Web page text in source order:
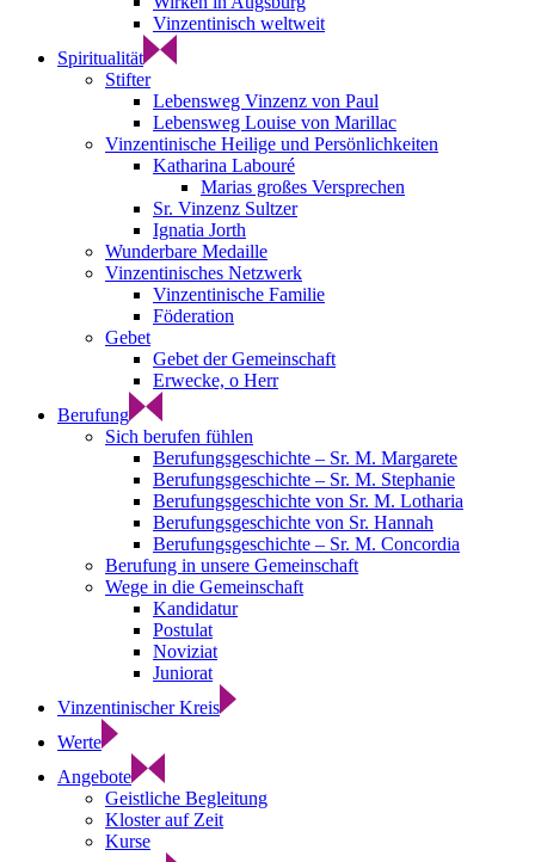
Vinzentinisch weltweit
Spiritualität
Stifter
Lebensweg Vinzenz von Paul
Lebensweg Louise von Marillac
Vinzentinische Heilige und Persönlichkeiten
Katharina Labouré
Marias großes Versprechen
Sr. Vinzenz Sultzer
Ignatia Jorth
Wunderbare Medaille
Vinzentinisches Netzwerk
Vinzentinische Familie
Föderation
Gebet
Gebet der Gemeinschaft
Erwecke, o Herr
Berufung
Sich berufen fühlen
Berufungsgeschichte – Sr. M. Margarete
Berufungsgeschichte – Sr. M. Stephanie
Berufungsgeschichte von Sr. M. Lotharia
Berufungsgeschichte von Sr. Hannah
Berufungsgeschichte – Sr. M. Concordia
Berufung in unsere Gemeinschaft
Wege in die Gemeinschaft
Kandidatur
Postulat
Noviziat
Juniorat
Vinzentinischer Kreis
Werte
Angebote
Geistliche Begleitung
Kloster auf Zeit
Kurse